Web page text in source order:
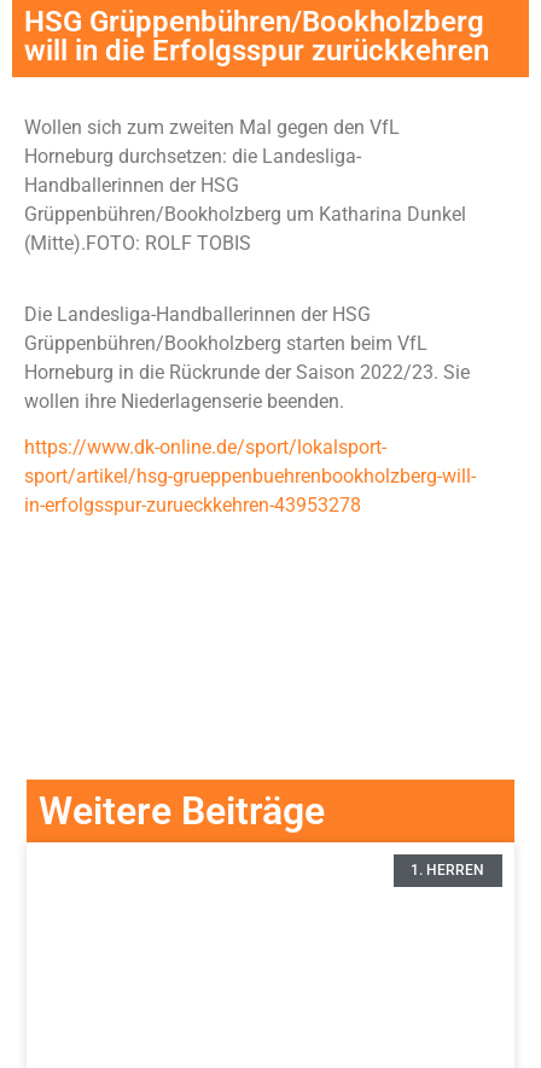
HSG Grüppenbühren/Bookholzberg
will in die Erfolgsspur zurückkehren
Wollen sich zum zweiten Mal gegen den VfL
Horneburg durchsetzen: die Landesliga-
Handballerinnen der HSG
Grüppenbühren/Bookholzberg um Katharina Dunkel
(Mitte). FOTO: ROLF TOBIS
Die Landesliga-Handballerinnen der HSG
Grüppenbühren/Bookholzberg starten beim VfL
Horneburg in die Rückrunde der Saison 2022/23. Sie
wollen ihre Niederlagenserie beenden.
https://www.dk-online.de/sport/lokalsport-
sport/artikel/hsg-grueppenbuehrenbookholzberg-will-
in-erfolgsspur-zurueckkehren-43953278
Weitere Beiträge
1. HERREN